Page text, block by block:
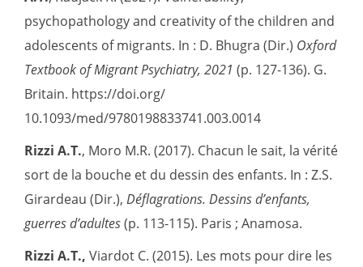
psychopathology and creativity of the children and
adolescents of migrants. In : D. Bhugra (Dir.) Oxford
Textbook of Migrant Psychiatry, 2021 (p. 127-136). G.
Britain. https://doi.org/
10.1093/med/9780198833741.003.0014
Rizzi A.T., Moro M.R. (2017). Chacun le sait, la vérité
sort de la bouche et du dessin des enfants. In : Z.S.
Girardeau (Dir.), Déflagrations. Dessins d’enfants,
guerres d’adultes(p. 113-115). Paris ; Anamosa.
Rizzi A.T., Viardot C. (2015). Les mots pour dire les